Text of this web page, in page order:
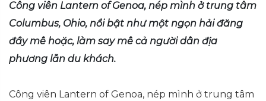
Công viên Lantern of Genoa, nép mình ở trung tâm
Columbus, Ohio, nổi bật như một ngọn hải đăng
đầy mê hoặc, làm say mê cả người dân địa
phương lẫn du khách.
Công viên Lantern of Genoa, nép mình ở trung tâm